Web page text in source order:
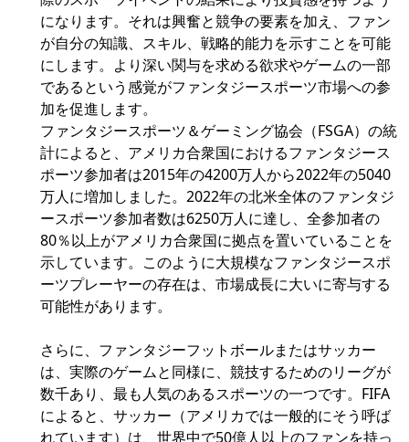
になります。それは興奮と競争の要素を加え、ファン
が自分の知識、スキル、戦略的能力を示すことを可能
にします。より深い関与を求める欲求やゲームの一部
であるという感覚がファンタジースポーツ市場への参
加を促進します。
ファンタジースポーツ＆ゲーミング協会（FSGA）の統
計によると、アメリカ合衆国におけるファンタジース
ポーツ参加者は2015年の4200万人から2022年の5040
万人に増加しました。2022年の北米全体のファンタジ
ースポーツ参加者数は6250万人に達し、全参加者の
80％以上がアメリカ合衆国に拠点を置いていることを
示しています。このように大規模なファンタジースポ
ーツプレーヤーの存在は、市場成長に大いに寄与する
可能性があります。
さらに、ファンタジーフットボールまたはサッカー
は、実際のゲームと同様に、競技するためのリーグが
数千あり、最も人気のあるスポーツの一つです。FIFA
によると、サッカー（アメリカでは一般的にそう呼ば
れています）は、世界中で50億人以上のファンを持っ